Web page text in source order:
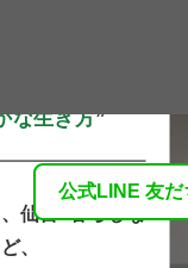
公式LINE 友だ
な⽣き⽅”
仙台×暮らしな
ど、